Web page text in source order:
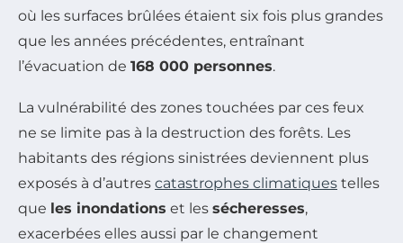
où les surfaces brûlées étaient six fois plus grandes
que les années précédentes, entraînant
l’évacuation de 168 000 personnes.
La vulnérabilité des zones touchées par ces feux
ne se limite pas à la destruction des forêts. Les
habitants des régions sinistrées deviennent plus
exposés à d’autres catastrophes climatiques telles
que les inondations et les sécheresses,
exacerbées elles aussi par le changement